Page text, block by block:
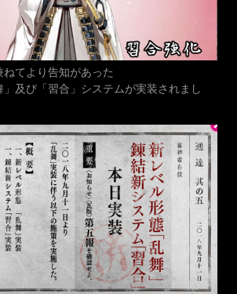
てより告知があった
及び「習合」システムが実装されまし